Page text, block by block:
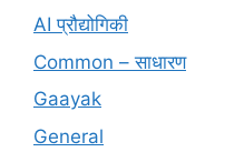
AI प्रौद्योगिकी
Common – साधारण
Gaayak
General